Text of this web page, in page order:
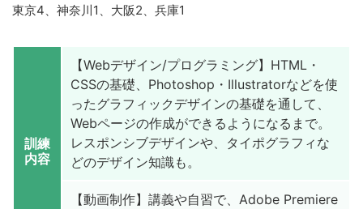
東京4、神奈川1、大阪2、兵庫1
訓練
内容
【Webデザイン/プログラミング】HTML・
CSSの基礎、Photoshop・Illustratorなどを使
ったグラフィックデザインの基礎を通して、
Webページの作成ができるようになるまで。
レスポンシブデザインや、タイポグラフィな
どのデザイン知識も。
【動画制作】講義や自習で、Adobe Premiere